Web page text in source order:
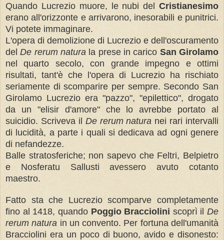
Quando Lucrezio muore, le nubi del Cristianesimo
erano all'orizzonte e arrivarono, inesorabili e punitrici.
Vi potete immaginare.
L'opera di demolizione di Lucrezio e dell'oscuramento
delDe rerum natura la prese in carico San Girolamo
nel quarto secolo, con grande impegno e ottimi
risultati, tant'è che l'opera di Lucrezio ha rischiato
seriamente di scomparire per sempre. Secondo San
Girolamo Lucrezio era "pazzo", "epilettico", drogato
da un "elisir d'amore" che lo avrebbe portato al
suicidio. Scriveva il De rerum natura nei rari intervalli
di lucidità, a parte i quali si dedicava ad ogni genere
di nefandezze.
Balle stratosferiche; non sapevo che Feltri, Belpietro
e Nosferatu Sallusti avessero avuto cotanto
maestro.
Fatto sta che Lucrezio scomparve completamente
fino al 1418, quando Poggio Bracciolini scoprì il De
rerum natura in un convento. Per fortuna dell'umanità
Bracciolini era un poco di buono, avido e disonesto: